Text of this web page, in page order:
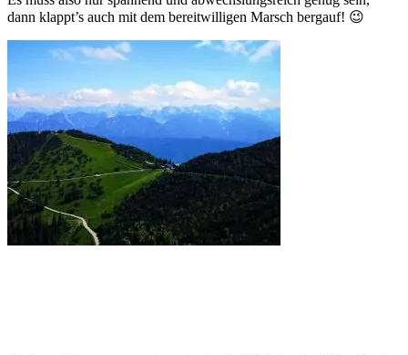
dann klappt’s auch mit dem bereitwilligen Marsch bergauf! 😉